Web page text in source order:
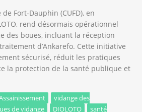
Fort-Dauphin (CUFD), en
rend désormais opérationnel
des boues, incluant la réception
d’Ankarefo. Cette initiative
sécurisé, réduit les pratiques
la protection de la santé publique et
vidange des
de vidange DIOLOTO santé